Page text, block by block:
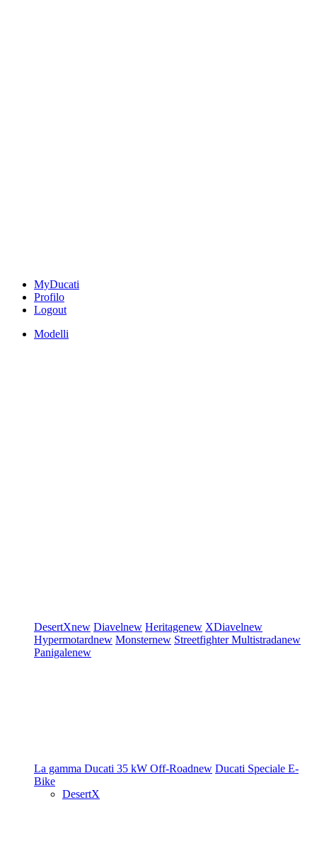
MyDucati
Profilo
Logout
Modelli
DesertXnew Diavelnew Heritagenew XDiavelnew
Hypermotardnew Monsternew StreetfighterMultistradanew
Panigalenew
La gamma Ducati 35 kW Off-Roadnew Ducati Speciale E-
Bike
DesertX